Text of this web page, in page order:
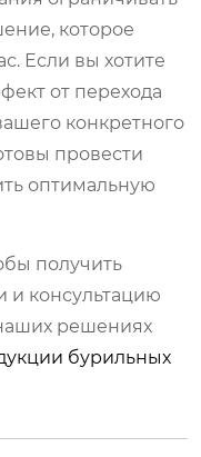
которое
Если вы хотите
от перехода
конкретного
провести
оптимальную
получить
и консультацию
решениях
бурильных